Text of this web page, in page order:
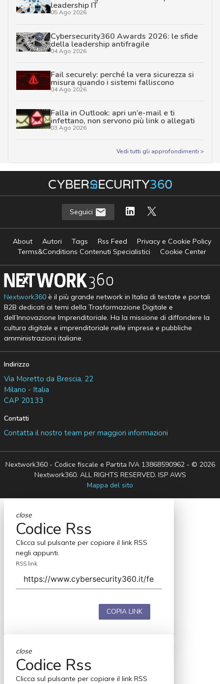
leadership IT
05 Ago 2026
Cybersecurity360 Awards 2026: le sfide
della leadership antifragile
04 Ago 2026
Fail securely: perché la vera sicurezza si
misura quando i sistemi falliscono
04 Ago 2026
Falla in Outlook: apri un’e-mail e ti
infettano, non servono più link o allegati
03 Ago 2026
Vedi tutti gli approfondimenti >
Seguici
About Autori Tags Rss Feed
Privacy e Cookie Policy
Terms&Conditions Contenuti Specialistici
Cookie Center
Nextwork360è il più grande network in Italia di testate e portali
B2B dedicati ai temi della Trasformazione Digitale e
dell’Innovazione Imprenditoriale. Ha la missione di diffondere la
cultura digitale e imprenditoriale nelle imprese e pubbliche
amministrazioni italiane.
Indirizzo
Via Moretto da Brescia, 22
Milano - Italia
CAP 20133
Contatti
Contatta il nostro team per maggiori informazioni
Nextwork360 - Codice fiscale e Partita IVA 13868590962 - © 2026
Nextwork360. ALL RIGHTS RESERVED. ISP AWS
Mappa del sito
close
Codice Rss
Clicca sul pulsante per copiare il link RSS
negli appunti.
RSS link
COPIA LINK
close
Codice Rss
Clicca sul pulsante per copiare il link RSS